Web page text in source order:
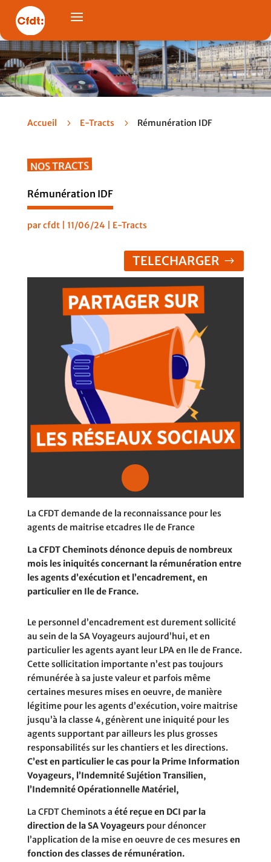
Accueil 5 E-Tracts 5 Rémunération IDF
NOS TRACTS
Rémunération IDF
parcfdt| 11/06/24 E-Tracts
TELECHARGER
La CFDTdemandede la reconnaissance pour les
agentsde maitrise etcadres Ilede France
La CFDT Cheminots dénonce depuis de nombreux
mois les iniquités concernant la rémunération entre
les agents d’exécution et l’encadrement, en
particulier en Ile de France.
Le personnel d’encadrement est durement sollicité
au sein de la SA Voyageurs aujourd’hui, et en
particulier les agents ayant leur LPA en Ile de France.
Cette sollicitation importante n’est pas toujours
rémunérée à sa juste valeur et parfois même
certaines mesures mises en oeuvre, de manière
légitime pour les agents d’exécution, voire maitrise
jusqu’à la classe 4, génèrent une iniquité pour les
agents supportant par ailleurs les plus grosses
responsabilités sur les chantiers et les directions.
C’est en particulier le cas pour la Prime Information
Voyageurs, l’Indemnité Sujétion Transilien,
l’Indemnité Opérationnelle Matériel,
La CFDT Cheminots a été reçue en DCI par la
direction de la SA Voyageurs pour dénoncer
l’application de la mise en oeuvre de ces mesuresen
fonction des classes de rémunération.